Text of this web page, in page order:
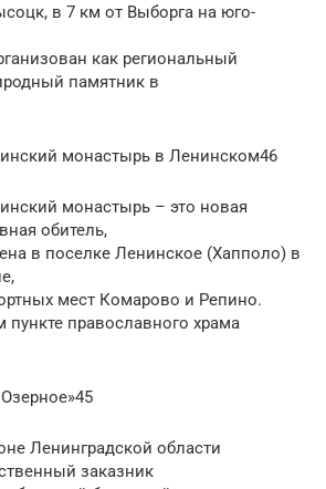
в 7 км от Выборга на юго-
как региональный
памятник в
монастырь в Ленинском46
монастырь – это новая
обитель,
в поселке Ленинское (Хапполо) в
мест Комарово и Репино.
пункте православного храма
Ленинградской области
заказник